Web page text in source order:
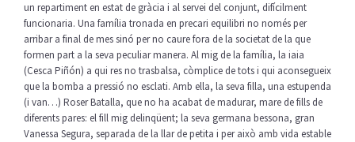
un repartiment en estat de gràcia i al servei del conjunt, difícilment
funcionaria. Una família tronada en precari equilibri no només per
arribar a final de mes sinó per no caure fora de la societat de la que
formen part a la seva peculiar manera. Al mig de la família, la iaia
(Cesca Piñón) a qui res no trasbalsa, còmplice de tots i qui aconsegueix
que la bomba a pressió no esclati. Amb ella, la seva filla, una estupenda
(i van…) Roser Batalla, que no ha acabat de madurar, mare de fills de
diferents pares: el fill mig delinqüent; la seva germana bessona, gran
Vanessa Segura, separada de la llar de petita i per això amb vida estable